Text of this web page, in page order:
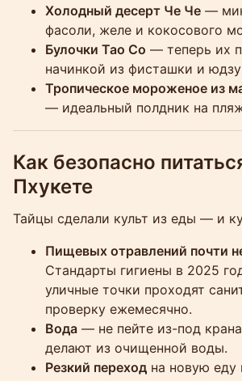
Холодный десерт Че Че —
фасоли, желе и кокосового
Булочки Тао Со — теперь их
начинкой из фисташки и юдзу
Тропическое мороженое из
— идеальный полдник на
Как безопасно
Пхукете
Тайцы сделали культ из еды — и
Пищевых отравлений почти
Стандарты гигиены в 2025
уличные точки проходят
проверку ежемесячно.
Вода — не пейте из-под
делают из очищенной воды.
Резкий переход на новую еду